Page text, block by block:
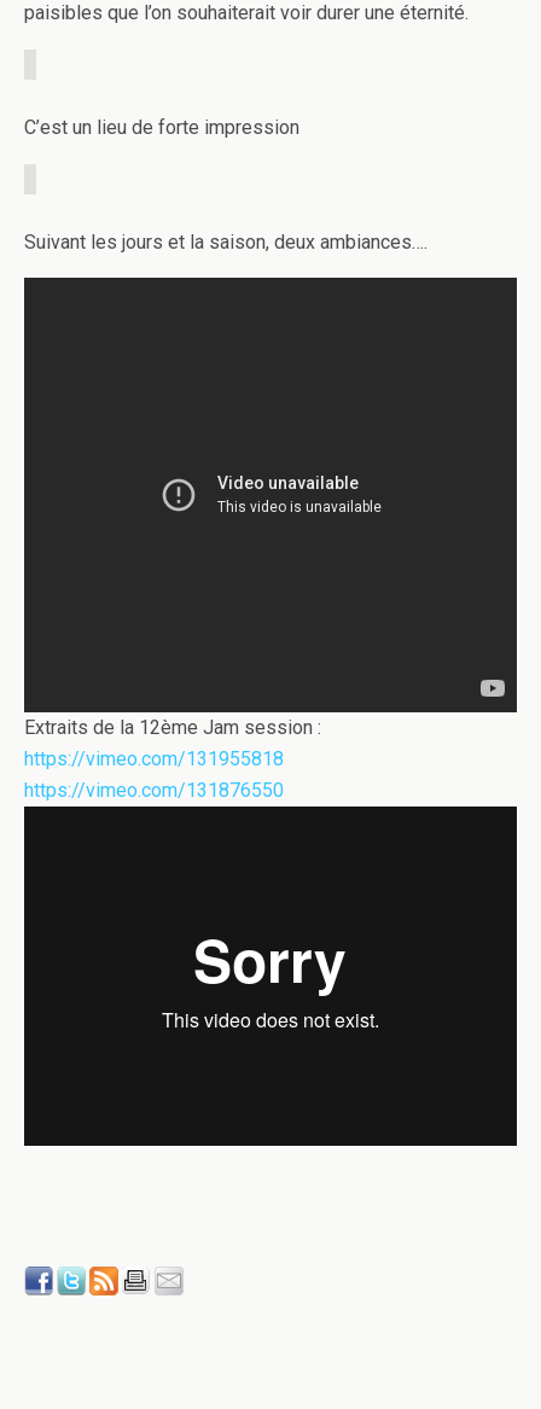
paisibles que l’on souhaiterait voir durer une éternité.
C’est un lieu de forte impression
Suivant les jours et la saison, deux ambiances….
Extraits de la 12ème Jam session :
https://vimeo.com/131955818
https://vimeo.com/131876550